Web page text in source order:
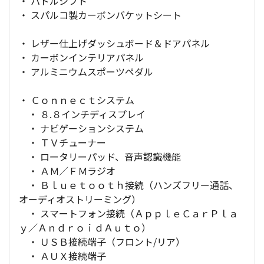
・ スパルコ製カーボンバケットシート
・ レザー仕上げダッシュボード＆ドアパネル
・ カーボンインテリアパネル
・ アルミニウムスポーツペダル
・ Ｃｏｎｎｅｃｔシステム
・ ８.８インチディスプレイ
・ ナビゲーションシステム
・ ＴＶチューナー
・ ロータリーパッド、音声認識機能
・ ＡＭ／ＦＭラジオ
・ Ｂｌｕｅｔｏｏｔｈ接続（ハンズフリー通話、
オーディオストリーミング）
・ スマートフォン接続（ＡｐｐｌｅＣａｒＰｌａ
ｙ／ＡｎｄｒｏｉｄＡｕｔｏ）
・ ＵＳＢ接続端子（フロント/リア）
・ ＡＵＸ接続端子